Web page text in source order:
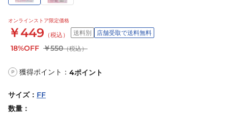
オンラインストア限定価格
￥449 （税込） 送料別 店舗受取で送料無料
18%OFF ￥550（税込）
P 獲得ポイント： 4ポイント
サイズ： FF
数量：